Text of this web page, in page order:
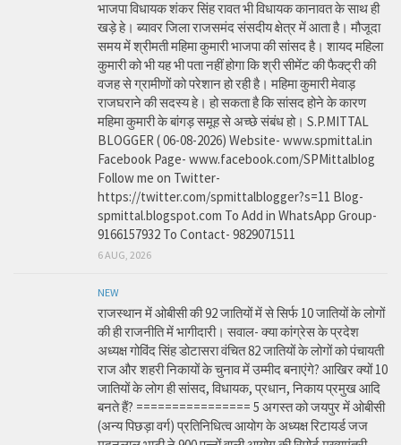
भाजपा विधायक शंकर सिंह रावत भी विधायक कानावत के साथ ही
खड़े हे। ब्यावर जिला राजसमंद संसदीय क्षेत्र में आता है। मौजूदा
समय में श्रीमती महिमा कुमारी भाजपा की सांसद है। शायद महिला
कुमारी को भी यह भी पता नहीं होगा कि श्री सीमेंट की फैक्ट्री की
वजह से ग्रामीणों को परेशान हो रही है। महिमा कुमारी मेवाड़
राजघराने की सदस्य हे। हो सकता है कि सांसद होने के कारण
महिमा कुमारी के बांगड़ समूह से अच्छे संबंध हो। S.P.MITTAL
BLOGGER ( 06-08-2026) Website- www.spmittal.in
Facebook Page- www.facebook.com/SPMittalblog
Follow me on Twitter-
https://twitter.com/spmittalblogger?s=11 Blog-
spmittal.blogspot.com To Add in WhatsApp Group-
9166157932 To Contact- 9829071511
6 AUG, 2026
NEW
राजस्थान में ओबीसी की 92 जातियों में से सिर्फ 10 जातियों के लोगों
की ही राजनीति में भागीदारी। सवाल- क्या कांग्रेस के प्रदेश
अध्यक्ष गोविंद सिंह डोटासरा वंचित 82 जातियों के लोगों को पंचायती
राज और शहरी निकायों के चुनाव में उम्मीद बनाएंगे? आखिर क्यों 10
जातियों के लोग ही सांसद, विधायक, प्रधान, निकाय प्रमुख आदि
बनते हैं? ================ 5 अगस्त को जयपुर में ओबीसी
(अन्य पिछड़ा वर्ग) प्रतिनिधित्व आयोग के अध्यक्ष रिटायर्ड जज